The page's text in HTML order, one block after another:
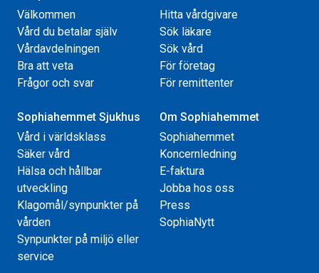
Välkommen
Vård du betalar själv
Vårdavdelningen
Bra att veta
Frågor och svar
Hitta vårdgivare
Sök läkare
Sök vård
För företag
För remittenter
Sophiahemmet Sjukhus
Vård i världsklass
Säker vård
Hälsa och hållbar
utveckling
Klagomål/synpunkter på
vården
Synpunkter på miljö eller
service
Om Sophiahemmet
Sophiahemmet
Koncernledning
E-faktura
Jobba hos oss
Press
SophiaNytt